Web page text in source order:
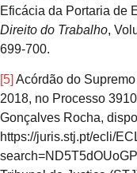
Eficácia da Portaria de
Direito do Trabalho,
699-700.
[5] Acórdão do
2018, no Processo
Gonçalves Rocha,
https://juris.stj.pt/ecli/